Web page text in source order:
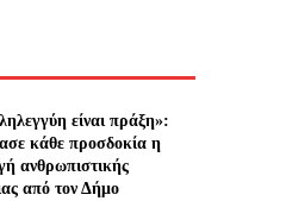
είναι πράξη»:
κάθε προσδοκία η
ανθρωπιστικής
από τον Δήμο